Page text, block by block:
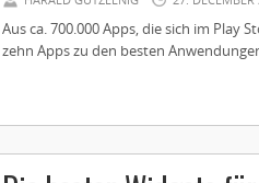
Aus ca. 700.000 Apps, die sich im Play
zehn Apps zu den besten